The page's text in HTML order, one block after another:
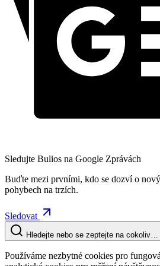
Sledujte Bulios na Google Zprávách
Buďte mezi prvními, kdo se dozví o
pohybech na trzích.
Sledovat
Hledejte nebo se zeptejte na cokoliv…
Používáme nezbytné cookies pro